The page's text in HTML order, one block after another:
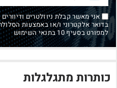
אני מאשר קבלת ניוזלטרים
בדואר אלקטרוני ו/או באמצעות
למפורט בסעיף 10 בתנאי השימוש
כותרות מתגלגלות